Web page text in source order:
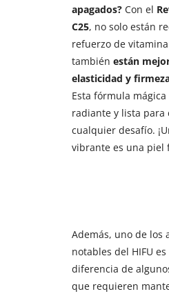
apagados?Con el
C25, no solo están
refuerzo de
también están
elasticidad y
Esta fórmula
radiante y lista para
cualquier desafío.
vibrante es una piel
Además, uno de los
notables del HIFU
diferencia de
que requieren